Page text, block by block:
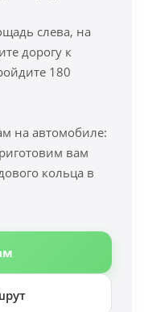
слева, на
дорогу к
180
на автомобиле:
вам
кольца в